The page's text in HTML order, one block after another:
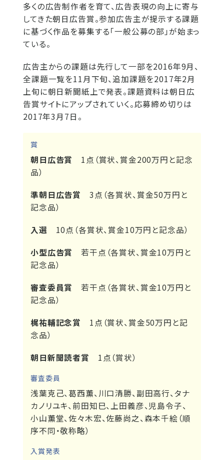
多くの広告制作者を育て、広告表現の向上に寄与
してきた朝日広告賞。参加広告主が提示する課題
に基づく作品を募集する「一般公募の部」が始まっ
ている。
広告主からの課題は先行して一部を2016年9月、
全課題一覧を11月下旬、追加課題を2017年2月
上旬に朝日新聞紙上で発表。課題資料は朝日広
告賞サイトにアップされていく。応募締め切りは
2017年3月7日。
賞
朝日広告賞 1点（賞状、賞金200万円と記念
品）
準朝日広告賞 3点（各賞状、賞金50万円と
記念品）
入選 10点（各賞状、賞金10万円と記念品）
小型広告賞 若干点（各賞状、賞金10万円と
記念品）
審査委員賞 若干点（各賞状、賞金10万円と
記念品）
梶祐輔記念賞 1点（賞状、賞金50万円と記
念品）
朝日新聞読者賞 1点（賞状）
審査委員
浅葉克己、葛西薫、川口清勝、副田高行、タナ
カノリユキ、前田知巳、上田義彦、児島令子、
小山薫堂、佐々木宏、佐藤尚之、森本千絵（順
序不同・敬称略）
入賞発表